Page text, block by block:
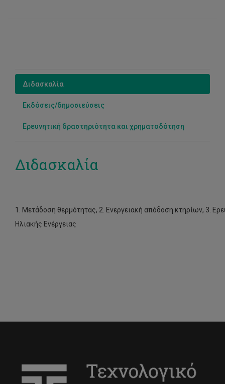
Διδασκαλία
Εκδόσεις/δημοσιεύσεις
Ερευνητική δραστηριότητα και χρηματοδότηση
Διδασκαλία
1. Μετάδοση θερμότητας, 2. Ενεργειακή απόδοση κτηρίων, 3.
Ηλιακής Ενέργειας